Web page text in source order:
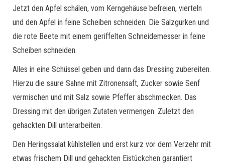
Jetzt den Apfel schälen, vom Kerngehäuse befreien, vierteln
und den Apfel in feine Scheiben schneiden. Die Salzgurken und
die rote Beete mit einem geriffelten Schneidemesser in feine
Scheiben schneiden.
Alles in eine Schüssel geben und dann das Dressing zubereiten.
Hierzu die saure Sahne mit Zitronensaft, Zucker sowie Senf
vermischen und mit Salz sowie Pfeffer abschmecken. Das
Dressing mit den übrigen Zutaten vermengen. Zuletzt den
gehackten Dill unterarbeiten.
Den Heringssalat kühlstellen und erst kurz vor dem Verzehr mit
etwas frischem Dill und gehackten Eistückchen garantiert